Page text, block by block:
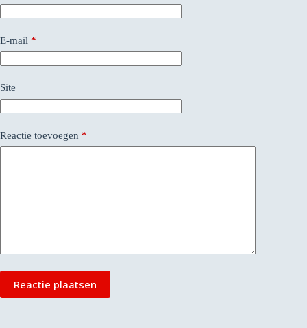
E-mail *
Site
Reactie toevoegen *
Reactie plaatsen